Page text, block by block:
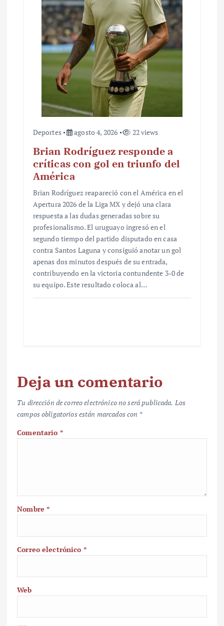
Deportes agosto 4, 2026 22 views
Brian Rodríguez responde a
críticas con gol en triunfo del
América
Brian Rodríguez reapareció con el América en el
Apertura 2026 de la Liga MX y dejó una clara
respuesta a las dudas generadas sobre su
profesionalismo. El uruguayo ingresó en el
segundo tiempo del partido disputado en casa
contra Santos Laguna y consiguió anotar un gol
apenas dos minutos después de su entrada,
contribuyendo en la victoria contundente 3-0 de
su equipo. Este resultado coloca al…
Deja un comentario
Tu dirección de correo electrónico no será publicada. Los
campos obligatorios están marcados con *
Comentario *
Nombre*
Correo electrónico *
Web